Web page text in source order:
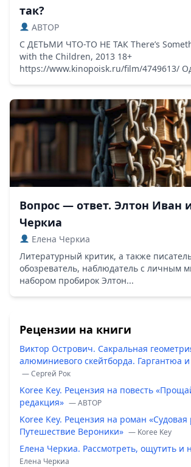
так?
ABTOP
С ДЕТЬМИ ЧТО-ТО НЕ ТАК There’s
with the Children, 2013 18+
https://www.kinopoisk.ru/film/4749613/
Вопрос — ответ. Элтон Иван
Черкиа
Елена Черкиа
Литературный критик, а также
обозреватель, наблюдатель с личным
набором пробирок Элтон...
Рецензии на книги
Виктор Острович. Сакральная
алюминиевого скейтборда. Гаргантюа
— Сергей Рок
Koree Key. Рецензия на повесть
редакция» — ABTOP
Koree Key. Рецензия на роман «Судовая
Путешествие Вероники» — Koree Key
Елена Черкиа. Рассмотреть, ощутить и
Елена Черкиа